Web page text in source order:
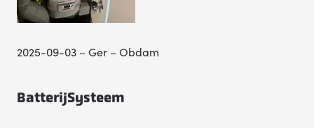
2025-09-03 – Ger – Obdam
BatterijSysteem